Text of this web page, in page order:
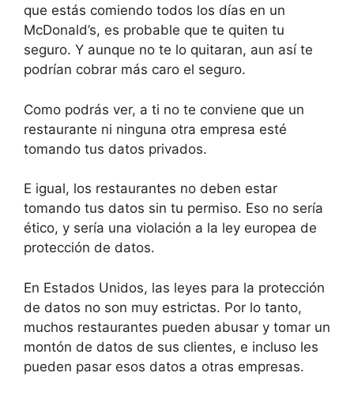
que estás comiendo todos los días en un
McDonald’s, es probable que te quiten tu
seguro. Y aunque no te lo quitaran, aun así te
podrían cobrar más caro el seguro.
Como podrás ver, a ti no te conviene que un
restaurante ni ninguna otra empresa esté
tomando tus datos privados.
E igual, los restaurantes no deben estar
tomando tus datos sin tu permiso. Eso no sería
ético, y sería una violación a la ley europea de
protección de datos.
En Estados Unidos, las leyes para la protección
de datos no son muy estrictas. Por lo tanto,
muchos restaurantes pueden abusar y tomar un
montón de datos de sus clientes, e incluso les
pueden pasar esos datos a otras empresas.